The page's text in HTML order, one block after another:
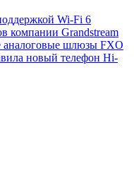
Wi-Fi 6
компании Grandstream
аналоговые шлюзы FXO
новый телефон Hi-